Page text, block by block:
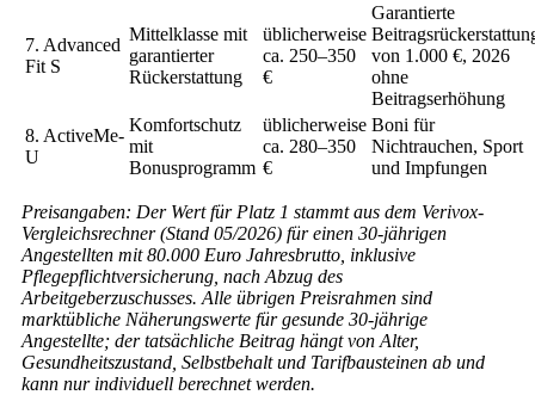
7. Advanced
Fit S
Mittelklasse mit
garantierter
Rückerstattung
üblicherweise
ca. 250–350
€
Garantierte
von 1.000 €, 2026
ohne
Beitragserhöhung
8. ActiveMe-
U
Komfortschutz
mit
Bonusprogramm
üblicherweise
ca. 280–350
€
Boni für
Nichtrauchen, Sport
und Impfungen
Preisangaben: Der Wert für Platz 1 stammt aus dem Verivox-
Vergleichsrechner (Stand 05/2026) für einen 30-jährigen
Angestellten mit 80.000 Euro Jahresbrutto, inklusive
Pflegepflichtversicherung, nach Abzug des
Arbeitgeberzuschusses. Alle übrigen Preisrahmen sind
marktübliche Näherungswerte für gesunde 30-jährige
Angestellte; der tatsächliche Beitrag hängt von Alter,
Gesundheitszustand, Selbstbehalt und Tarifbausteinen ab und
kann nur individuell berechnet werden.